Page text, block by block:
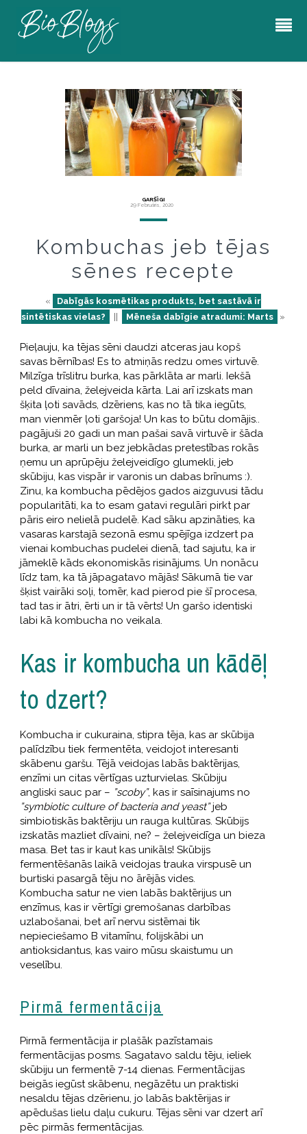
GARŠĪGI
29 Februāris, 2020
Kombuchas jeb tējas
sēnes recepte
«
Dabīgās kosmētikas produkts, bet sastāvā ir
sintētiskas vielas?
Mēneša dabīgie atradumi: Marts »
Pieļauju, ka tējas sēni daudzi atceras jau kopš
savas bērnības! Es to atmiņās redzu omes virtuvē.
Milzīga trīslitru burka, kas pārklāta ar marli. Iekšā
peld dīvaina, želejveida kārta. Lai arī izskats man
šķita ļoti savāds, dzēriens, kas no tā tika iegūts,
man vienmēr ļoti garšoja! Un kas to būtu domājis..
pagājuši 20 gadi un man pašai savā virtuvē ir šāda
burka, ar marli un bez jebkādas pretestības rokās
ņemu un aprūpēju želejveidīgo glumekli, jeb
skūbiju, kas vispār ir varonis un dabas brīnums :).
Zinu, ka kombucha pēdējos gados aizguvusi tādu
popularitāti, ka to esam gatavi regulāri pirkt par
pāris eiro nelielā pudelē. Kad sāku apzināties, ka
vasaras karstajā sezonā esmu spējīga izdzert pa
vienai kombuchas pudelei dienā, tad sajutu, ka ir
jāmeklē kāds ekonomiskās risinājums. Un nonācu
līdz tam, ka tā jāpagatavo mājās! Sākumā tie var
šķist vairāki soļi, tomēr, kad pierod pie šī procesa,
tad tas ir ātri, ērti un ir tā vērts! Un garšo identiski
labi kā kombucha no veikala.
Kas ir kombucha un kādēļ
to dzert?
Kombucha ir cukuraina, stipra tēja, kas ar skūbija
palīdzību tiek fermentēta, veidojot interesanti
skābenu garšu. Tējā veidojas labās baktērijas,
enzīmi un citas vērtīgas uzturvielas. Skūbiju
angliski sauc par – ”scoby”, kas ir saīsinajums no
”symbiotic culture of bacteria and yeast”jeb
simbiotiskās baktēriju un rauga kultūras. Skūbijs
izskatās mazliet dīvaini, ne? – želejveidīga un bieza
masa. Bet tas ir kaut kas unikāls! Skūbijs
fermentēšanās laikā veidojas trauka virspusē un
burtiski pasargā tēju no ārējās vides.
Kombucha satur ne vien labās baktērijus un
enzīmus, kas ir vērtīgi gremošanas darbības
uzlabošanai, bet arī nervu sistēmai tik
nepieciešamo B vitamīnu, folijskābi un
antioksidantus, kas vairo mūsu skaistumu un
veselību.
Pirmā fermentācija
Pirmā fermentācija ir plašāk pazīstamais
fermentācijas posms. Sagatavo saldu tēju, ieliek
skūbiju un fermentē 7-14 dienas. Fermentācijas
beigās iegūst skābenu, negāzētu un praktiski
nesaldu tējas dzērienu, jo labās baktērijas ir
apēdušas lielu daļu cukuru. Tējas sēni var dzert arī
pēc pirmās fermentācijas.